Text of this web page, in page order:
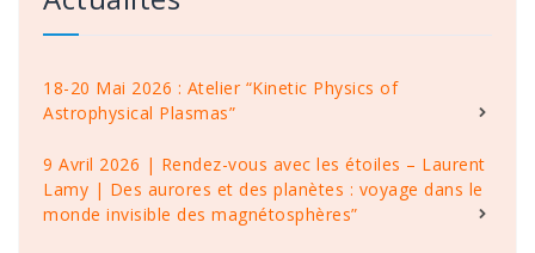
18-20 Mai 2026 : Atelier “Kinetic Physics of
Astrophysical Plasmas”
9 Avril 2026 | Rendez-vous avec les étoiles – Laurent
Lamy | Des aurores et des planètes : voyage dans le
monde invisible des magnétosphères”